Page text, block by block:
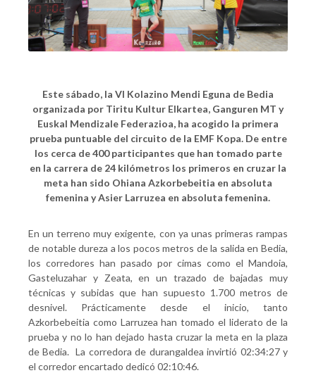
Este sábado, la VI Kolazino Mendi Eguna de Bedia
organizada por Tiritu Kultur Elkartea, Ganguren MT y
Euskal Mendizale Federazioa, ha acogido la primera
prueba puntuable del circuito de la EMF Kopa. De entre
los cerca de 400 participantes que han tomado parte
en la carrera de 24 kilómetros los primeros en cruzar la
meta han sido Ohiana Azkorbebeitia en absoluta
femenina y Asier Larruzea en absoluta femenina.
En un terreno muy exigente, con ya unas primeras rampas
de notable dureza a los pocos metros de la salida en Bedia,
los corredores han pasado por cimas como el Mandoia,
Gasteluzahar y Zeata, en un trazado de bajadas muy
técnicas y subidas que han supuesto 1.700 metros de
desnivel. Prácticamente desde el inicio, tanto
Azkorbebeitia como Larruzea han tomado el liderato de la
prueba y no lo han dejado hasta cruzar la meta en la plaza
de Bedia. La corredora de durangaldea invirtió 02:34:27 y
el corredor encartado dedicó 02:10:46.